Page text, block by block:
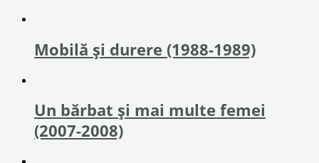
Mobilă și durere (1988-1989)
Un bărbat și mai multe femei
(2007-2008)